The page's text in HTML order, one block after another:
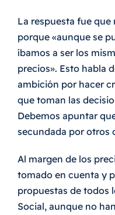
La respuesta fue que
porque «aunque se
íbamos a ser los
precios». Esto habla
ambición por hacer
que toman las
Debemos apuntar
secundada por otros
Al margen de los
tomado en cuenta y
propuestas de todos
Social, aunque no